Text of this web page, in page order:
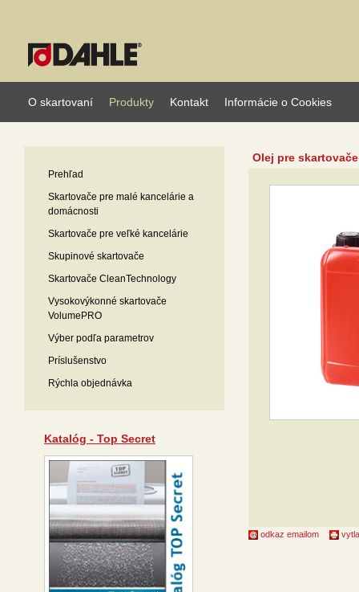
O skartovaní Produkty Kontakt Informácie o Cookies
Prehľad
Skartovače pre malé kancelárie a
domácnosti
Skartovače pre veľké kancelárie
Skupinové skartovače
Skartovače CleanTechnology
Vysokovýkonné skartovače
VolumePRO
Výber podľa parametrov
Príslušenstvo
Rýchla objednávka
Katalóg - Top Secret
Olej pre
odkaz emailom